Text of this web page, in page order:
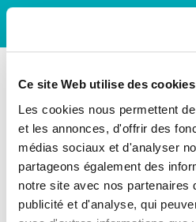
Ce site Web utilise des cookies
Les cookies nous permettent
et les annonces, d'offrir des
médias sociaux et d'analyser
partageons également des
notre site avec nos partenaires
publicité et d'analyse, qui